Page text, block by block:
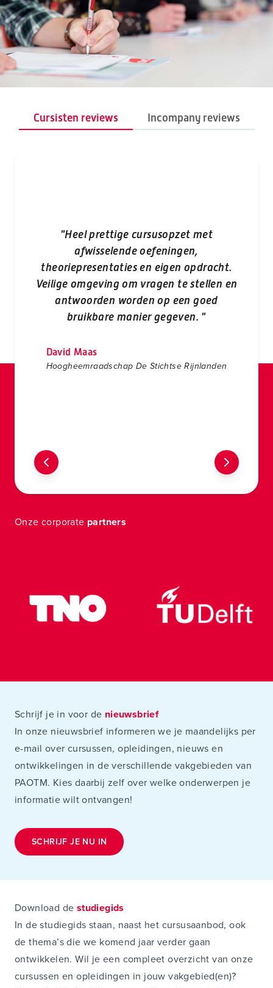
Cursisten reviews Incompany reviews
"Heel prettige cursusopzet met
afwisselende oefeningen,
theoriepresentaties en eigen opdracht.
Veilige omgeving om vragen te stellen en
antwoorden worden op een goed
bruikbare manier gegeven. "
David Maas
Hoogheemraadschap De Stichtse Rijnlanden
Onze corporate partners
Schrijf je in voor de nieuwsbrief
In onze nieuwsbrief informeren we je maandelijks per
e-mail over cursussen, opleidingen, nieuws en
ontwikkelingen in de verschillende vakgebieden van
PAOTM. Kies daarbij zelf over welke onderwerpen je
informatie wilt ontvangen!
SCHRIJF JE NU IN
Download de studiegids
In de studiegids staan, naast het cursusaanbod, ook
de thema’s die we komend jaar verder gaan
ontwikkelen. Wil je een compleet overzicht van onze
cursussen en opleidingen in jouw vakgebied(en)?